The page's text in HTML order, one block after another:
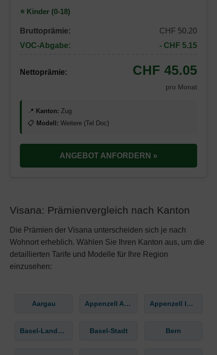
⭐ Kinder (0-18)
Bruttoprämie:
CHF 50.20
VOC-Abgabe:
- CHF 5.15
Nettoprämie: CHF 45.05
pro Monat
📍 Kanton: Zug
📋 Modell: Weitere (Tel Doc)
ANGEBOT ANFORDERN »
Visana: Prämienvergleich nach Kanton
Die Prämien der Visana unterscheiden sich je nach
Wohnort erheblich. Wählen Sie Ihren Kanton aus, um die
detaillierten Tarife und Modelle für Ihre Region
einzusehen:
Aargau Appenzell Ausserrhoden Appenzell Innerrhoden
Basel-Landschaft Basel-Stadt Bern